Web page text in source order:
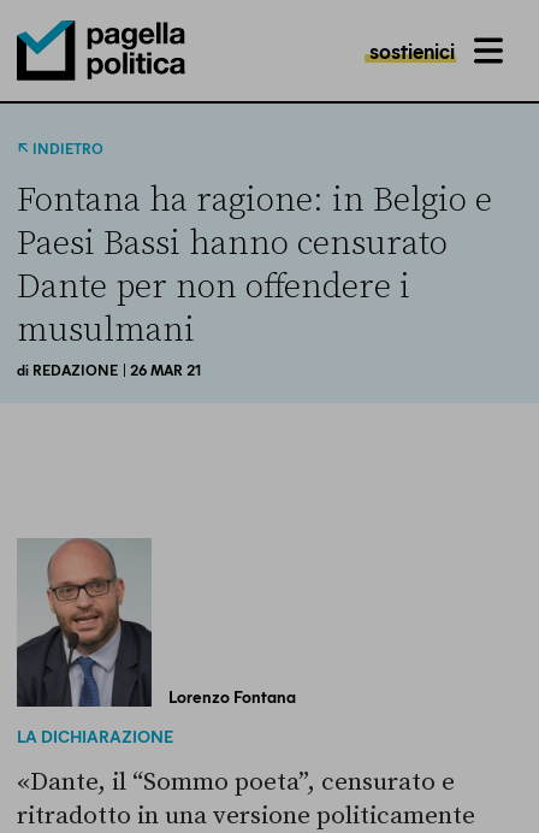
Pagella Politica Logo
sostienici MENU
INDIETRO
Fontana ha ragione: in Belgio e
Paesi Bassi hanno censurato
Dante per non offendere i
musulmani
di REDAZIONE | 26 MAR 21
Lorenzo Fontana
LA DICHIARAZIONE
«Dante, il “Sommo poeta”, censurato e
ritradotto in una versione politicamente